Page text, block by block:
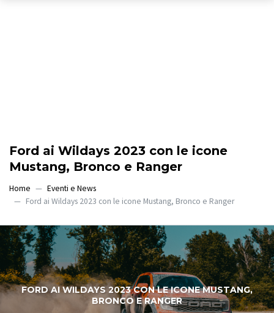
Ford ai Wildays 2023 con le icone
Mustang, Bronco e Ranger
Home
Eventi e News
Ford ai Wildays 2023 con le icone Mustang, Bronco e Ranger
FORD AI WILDAYS 2023 CON LE ICONE MUSTANG,
BRONCO E RANGER